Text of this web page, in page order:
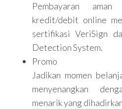
Pembayaran aman
kredit/debit online
sertifikasi VeriSign
Detection System.
Promo
Jadikan momen
menyenangkan
menarik yang